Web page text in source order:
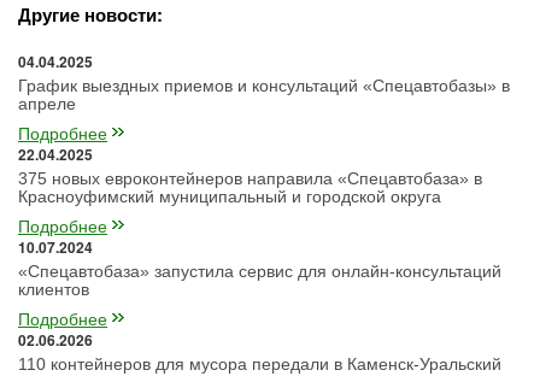
Другие новости:
04.04.2025
График выездных приемов и консультаций «Спецавтобазы» в
апреле
Подробнее
22.04.2025
375 новых евроконтейнеров направила «Спецавтобаза» в
Красноуфимский муниципальный и городской округа
Подробнее
10.07.2024
«Спецавтобаза» запустила сервис для онлайн-консультаций
клиентов
Подробнее
02.06.2026
110 контейнеров для мусора передали в Каменск-Уральский